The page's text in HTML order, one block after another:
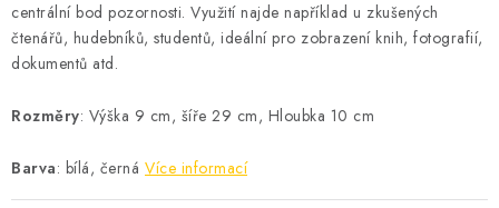
centrální bod pozornosti. Využití najde například u zkušených
čtenářů, hudebníků, studentů, ideální pro zobrazení knih, fotografií,
dokumentů atd.
Rozměry: Výška 9 cm, šíře 29 cm, Hloubka 10 cm
Barva: bílá, černá Více informací